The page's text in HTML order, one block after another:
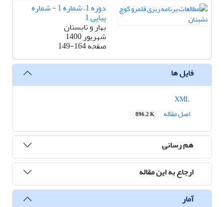
دوره 1، شماره 1 - شماره
پیاپی 1
بهار و تابستان
شهریور 1400
صفحه149-164
فایل ها
اصل مقاله
896.2 K
هم رسانی
ارجاع به این مقاله
آمار